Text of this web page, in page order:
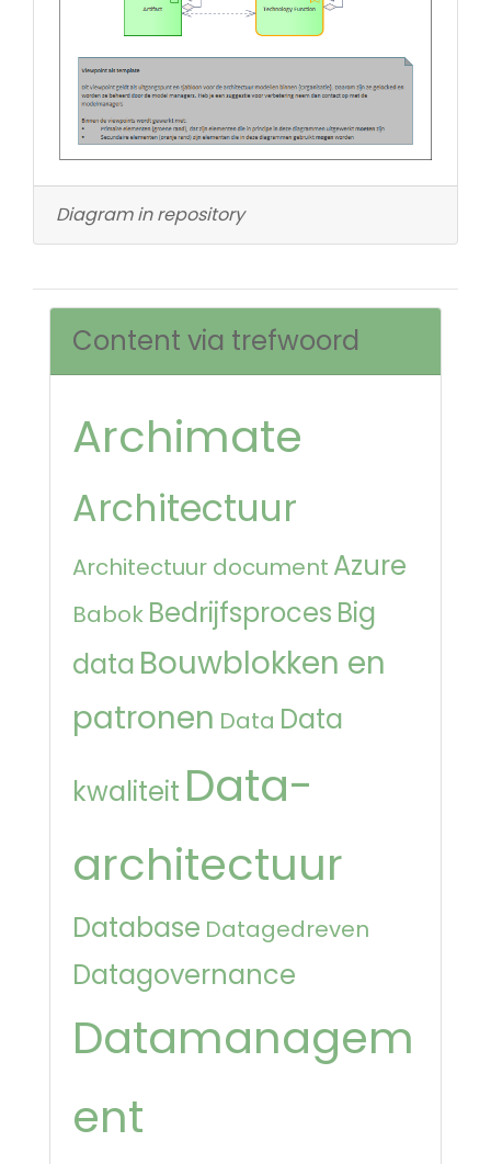
Diagram in repository
Content via trefwoord
Archimate
Architectuur
Architectuur document Azure
Babok Bedrijfsproces Big
data Bouwblokken en
patronen Data Data
kwaliteit Data-
architectuur
Database Datagedreven
Datagovernance
Datamanagem
ent